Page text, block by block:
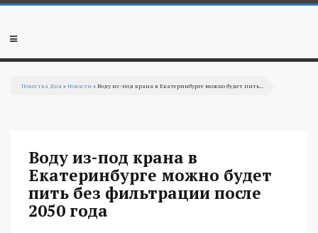
Перейти к основному содержанию
Мобильное
Повестка Дня »Новости » Воду из-под крана в Екатеринбурге можно будет пить...
Воду из-под крана в
Екатеринбурге можно будет
пить без фильтрации после
2050 года